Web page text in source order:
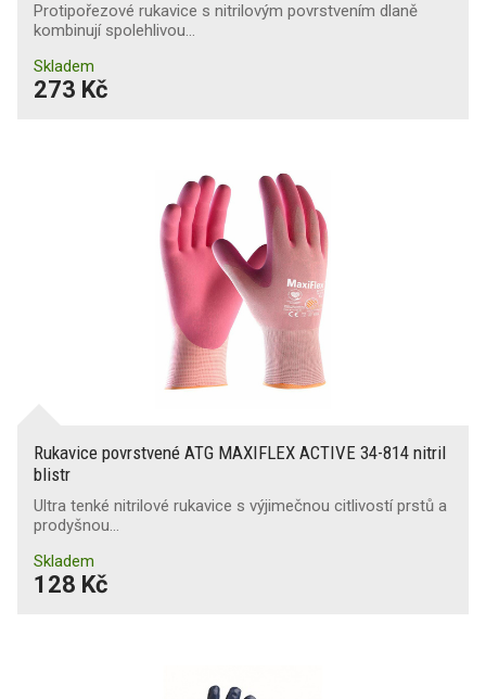
Protipořezové rukavice s nitrilovým povrstvením dlaně
kombinují spolehlivou…
Skladem
273 Kč
Rukavice povrstvené ATG MAXIFLEX ACTIVE 34-814 nitril
blistr
Ultra tenké nitrilové rukavice s výjimečnou citlivostí prstů a
prodyšnou…
Skladem
128 Kč